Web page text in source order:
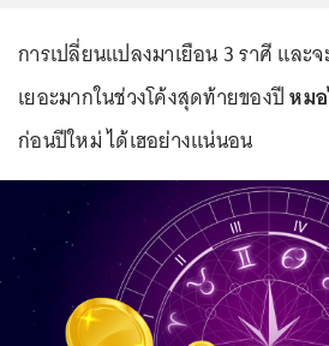
การเปลี่ยนแปลงมาเยือน 3 ราศี และ
เยอะมากในช่วงโค้งสุดท้ายของปีหม
ก่อนปีใหม่ ได้เฮอย่างแน่นอน